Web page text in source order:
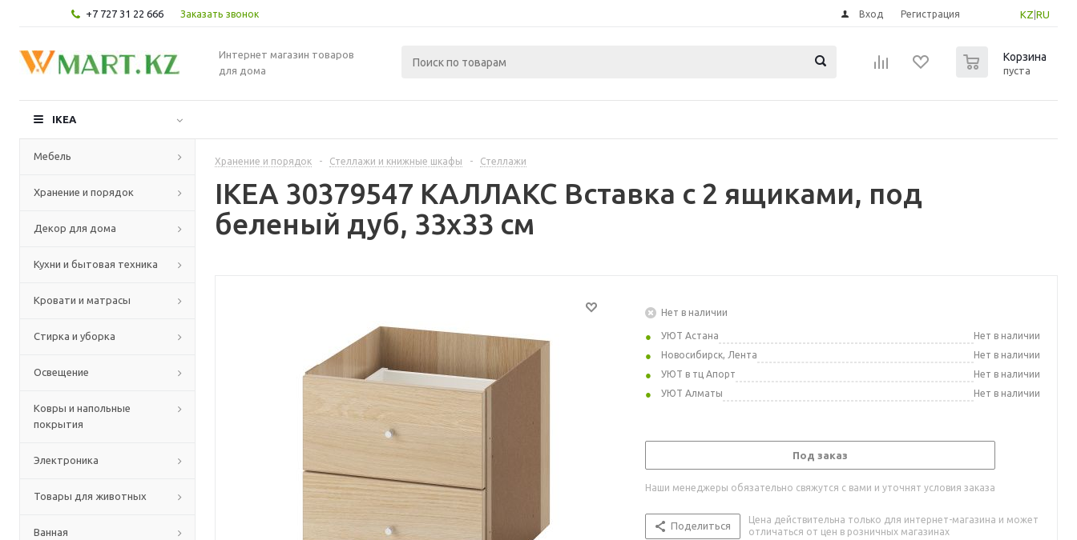
+7 727 31 22 666 Заказать звонок KZ RU
Вход Регистрация
Интернет магазин товаров
для дома
Корзина
пуста
IKEA
Мебель
Хранение и порядок
Декор для дома
Кухни и бытовая техника
Кровати и матрасы
Стирка и уборка
Освещение
Ковры и напольные
покрытия
Электроника
Товары для животных
Ванная
Хранение и порядок - Стеллажи и книжные шкафы - Стеллажи
IKEA 30379547 КАЛЛАКС Вставка с 2 ящиками, под
беленый дуб, 33x33 см
Нет в наличии
УЮТ Астана
Нет в наличии
Новосибирск, Лента
Нет в наличии
УЮТ в тц Апорт
Нет в наличии
УЮТ Алматы
Нет в наличии
Под заказ
Наши менеджеры обязательно свяжутся с вами и уточнят условия заказа
Поделиться
Цена действительна только для интернет-магазина и может
отличаться от цен в розничных магазинах